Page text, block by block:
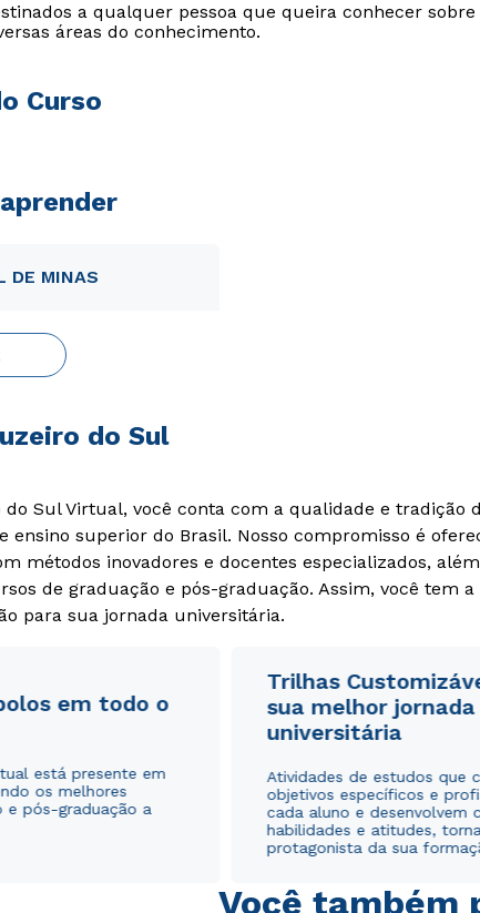
a qualquer pessoa que queira conhecer
áreas do conhecimento.
Curso
DE MINAS
do Sul
Sul Virtual, você conta com a qualidade e tradição
ensino superior do Brasil. Nosso compromisso é
métodos inovadores e docentes especializados,
de graduação e pós-graduação. Assim, você tem
para sua jornada universitária.
em todo o
está presente em
os melhores
e pós-graduação a
Trilhas
sua melhor jornada
universitária
Atividades de estudos que
objetivos específicos e
cada aluno e desenvolvem
habilidades e atitudes,
protagonista da sua
Você também
WhatsApp
WhatsApp